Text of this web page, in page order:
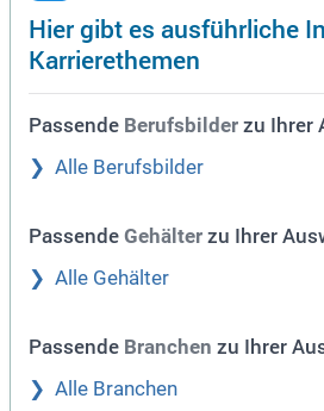
Hier gibt es ausführliche
Karrierethemen
Passende Berufsbilder zu Ihrer
Alle Berufsbilder
Passende Gehälter zu Ihrer
Alle Gehälter
Passende Branchen zu Ihrer
Alle Branchen